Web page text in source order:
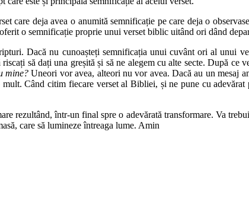
care deja avea o anumită semnificație pe care deja o
o semnificație proprie unui verset biblic uitând ori dând
Dacă nu cunoașteți semnificația unui cuvânt ori al unui
să dați una greșită și să ne alegem cu alte secte. După ce
mine?Uneori vor avea, alteori nu vor avea. Dacă au un mesaj
Când citim fiecare verset al Bibliei, și ne pune cu
rezultând, într-un final spre o adevărată transformare. Va
care să lumineze întreaga lume. Amin